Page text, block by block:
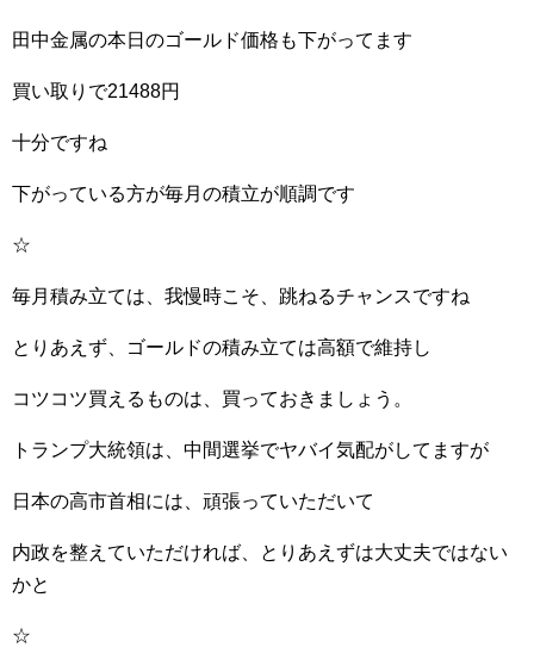
田中金属の本日のゴールド価格も下がってます
買い取りで21488円
十分ですね
下がっている方が毎月の積立が順調です
☆
毎月積み立ては、我慢時こそ、跳ねるチャンスですね
とりあえず、ゴールドの積み立ては高額で維持し
コツコツ買えるものは、買っておきましょう。
トランプ大統領は、中間選挙でヤバイ気配がしてますが
日本の高市首相には、頑張っていただいて
内政を整えていただければ、とりあえずは大丈夫ではない
かと
☆